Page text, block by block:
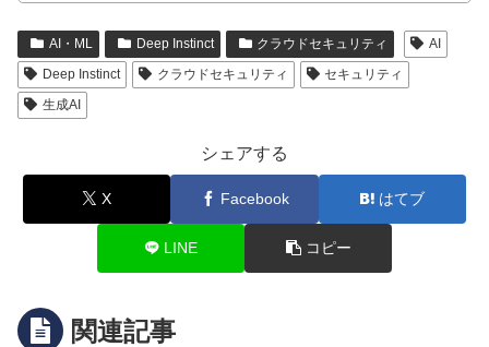
AI・ML Deep Instinct クラウドセキュリティ
AI
Deep Instinct
クラウドセキュリティ
セキュリティ
生成AI
シェアする
X Facebook はてブ
LINE コピー
関連記事